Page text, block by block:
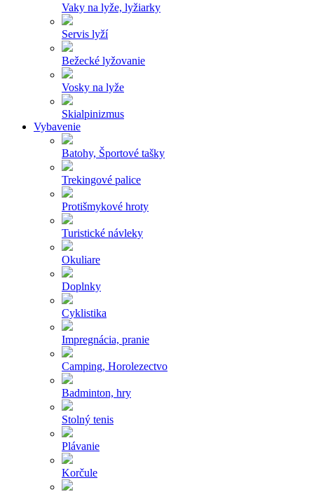
Vaky na lyže, lyžiarky
Servis lyží
Bežecké lyžovanie
Vosky na lyže
Skialpinizmus
Vybavenie
Batohy, Športové tašky
Trekingové palice
Protišmykové hroty
Turistické návleky
Okuliare
Doplnky
Cyklistika
Impregnácia, pranie
Camping, Horolezectvo
Badminton, hry
Stolný tenis
Plávanie
Korčule